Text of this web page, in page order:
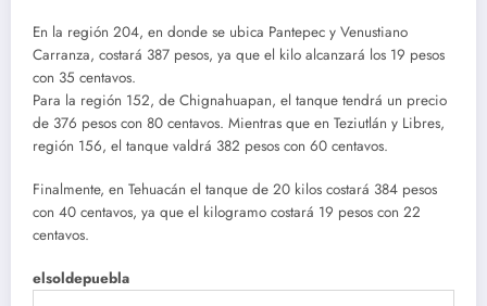
En la región 204, en donde se ubica Pantepec y Venustiano
Carranza, costará 387 pesos, ya que el kilo alcanzará los 19 pesos
con 35 centavos.
Para la región 152, de Chignahuapan, el tanque tendrá un precio
de 376 pesos con 80 centavos. Mientras que en Teziutlán y Libres,
región 156, el tanque valdrá 382 pesos con 60 centavos.
Finalmente, en Tehuacán el tanque de 20 kilos costará 384 pesos
con 40 centavos, ya que el kilogramo costará 19 pesos con 22
centavos.
elsoldepuebla